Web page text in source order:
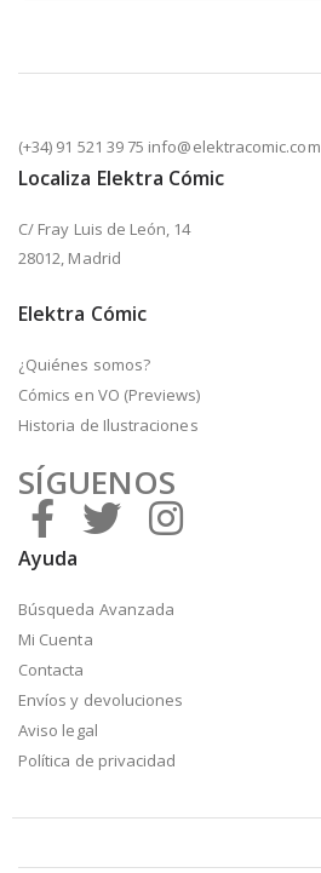
(+34) 91 521 39 75 info@elektracomic.com
Localiza Elektra Cómic
C/ Fray Luis de León, 14
28012, Madrid
Elektra Cómic
¿Quiénes somos?
Cómics en VO (Previews)
Historia de Ilustraciones
SÍGUENOS
Ayuda
Búsqueda Avanzada
Mi Cuenta
Contacta
Envíos y devoluciones
Aviso legal
Política de privacidad